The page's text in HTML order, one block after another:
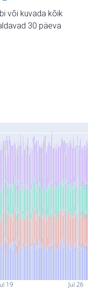
või kuvada kõik
30 päeva
19 Jul 26